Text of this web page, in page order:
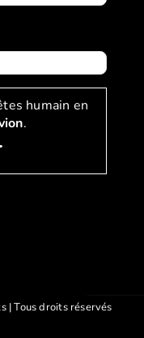
humain en
.
| Tous droits réservés